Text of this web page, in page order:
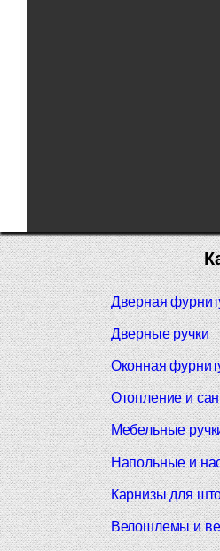
Дверная
Дверные ручки
Оконная
Отопление и
Мебельные
Напольные и
Карнизы для
Велошлемы и